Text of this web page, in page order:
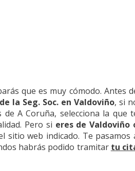
que es muy cómodo. Antes
la Seg. Soc. en Valdoviño, si
A Coruña, selecciona la que
Pero si eres de Valdoviño
sitio web indicado. Te pasamos
habrás podido tramitar tu